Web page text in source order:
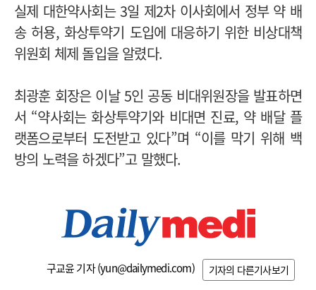
실제 대한약사회는 3일 제2차 이사회에서 정부 약 배
송 허용, 화상투약기 도입에 대응하기 위한 비상대책
위원회 체제 돌입을 알렸다.
최광훈 회장은 이날 5인 공동 비대위원장을 발표하면
서 “약사회는 화상투약기와 비대면 진료, 약 배달 플
랫폼으로부터 도전받고 있다”며 “이를 막기 위해 백
방의 노력을 하겠다”고 말했다.
구교윤 기자 (yun@dailymedi.com) 기자의 다른기사보기